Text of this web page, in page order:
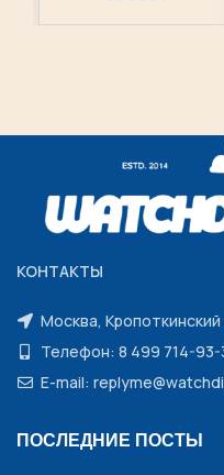
КОНТАКТЫ
Москва,
Телефон: 8 499 714-93-
E-mail:
ПОСЛЕДНИЕ ПОСТЫ